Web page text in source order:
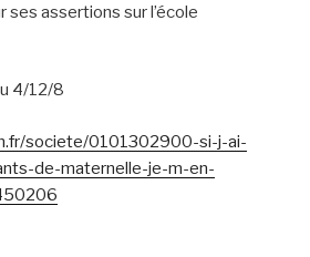
ses assertions sur l’école
4/12/8
societe/0101302900-si-j-ai-
de-maternelle-je-m-en-